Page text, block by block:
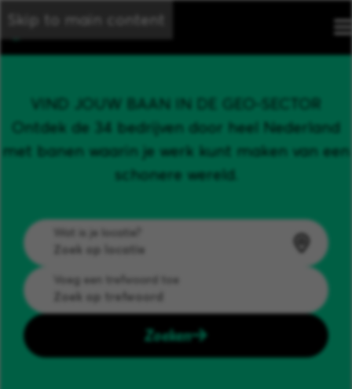
Skip to main content
VIND JOUW BAAN IN DE GEO-SECTOR
Ontdek de 34 bedrijven door heel Nederland
met banen waarin je werk kunt maken van een
schonere wereld.
Wat is je locatie?
Voeg een trefwoord toe
Zoeken